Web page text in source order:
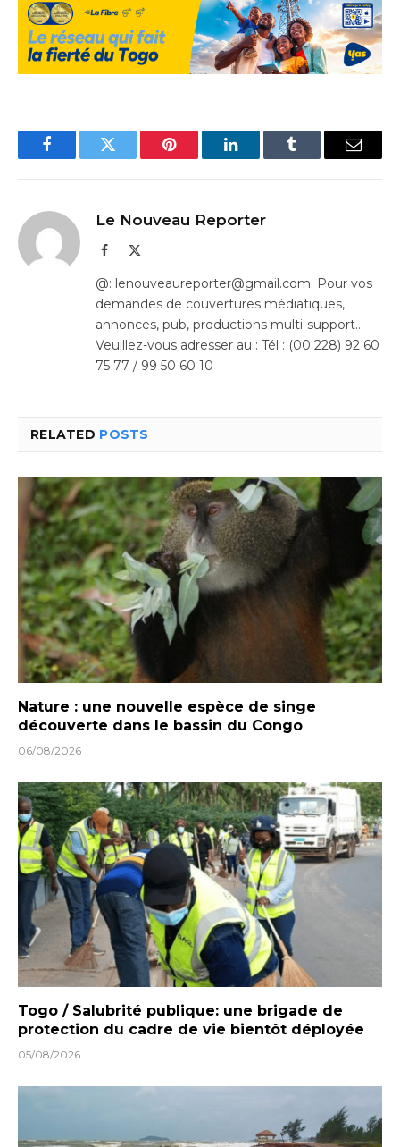
FacebookTwitter Pinterest LinkedInTumblr Email
Le Nouveau Reporter
Facebook
@: lenouveaureporter@gmail.com. Pour vos
demandes de couvertures médiatiques,
annonces, pub, productions multi-support…
Veuillez-vous adresser au : Tél : (00 228) 92 60
75 77 / 99 50 60 10
RELATED POSTS
Nature : une nouvelle espèce de singe
découverte dans le bassin du Congo
06/08/2026
Togo / Salubrité publique: une brigade de
protection du cadre de vie bientôt déployée
05/08/2026